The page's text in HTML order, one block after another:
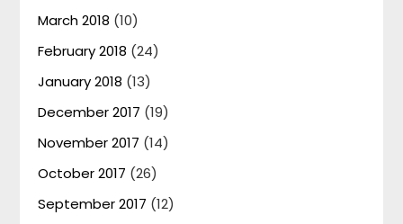
March 2018 (10)
February 2018 (24)
January 2018 (13)
December 2017 (19)
November 2017 (14)
October 2017 (26)
September 2017 (12)